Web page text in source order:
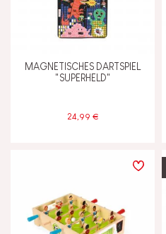
MAGNETISCHES DARTSPIEL
"SUPERHELD"
24,99 €